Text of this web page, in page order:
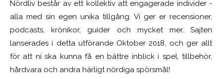
Nördliv består av ett kollektiv att engagerade individer -
alla med sin egen unika tillgång. Vi ger er recensioner,
podcasts, krönikor, guider och mycket mer. Sajten
lanserades i detta utförande Oktober 2018, och ger allt
för att ni ska kunna få en bättre inblick i spel, tillbehör,
hårdvara och andra härligt nördiga spörsmål!